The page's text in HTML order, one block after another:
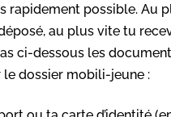
rapidement possible. Au
au plus vite tu
ci-dessous les
dossier mobili-jeune :